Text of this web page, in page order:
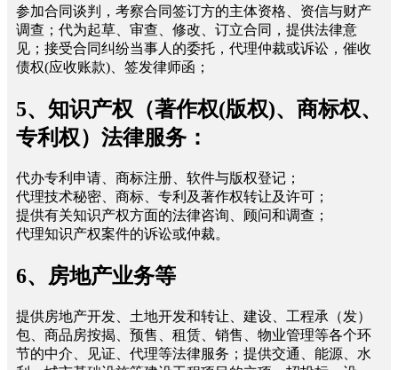
参加合同谈判，考察合同签订方的主体资格、资信与财产
调查；代为起草、审查、修改、订立合同，提供法律意
见；接受合同纠纷当事人的委托，代理仲裁或诉讼，催收
债权(应收账款)、签发律师函；
5、知识产权（著作权(版权)、商标权、
专利权）法律服务：
代办专利申请、商标注册、软件与版权登记；
代理技术秘密、商标、专利及著作权转让及许可；
提供有关知识产权方面的法律咨询、顾问和调查；
代理知识产权案件的诉讼或仲裁。
6、房地产业务等
提供房地产开发、土地开发和转让、建设、工程承（发）
包、商品房按揭、预售、租赁、销售、物业管理等各个环
节的中介、见证、代理等法律服务；提供交通、能源、水